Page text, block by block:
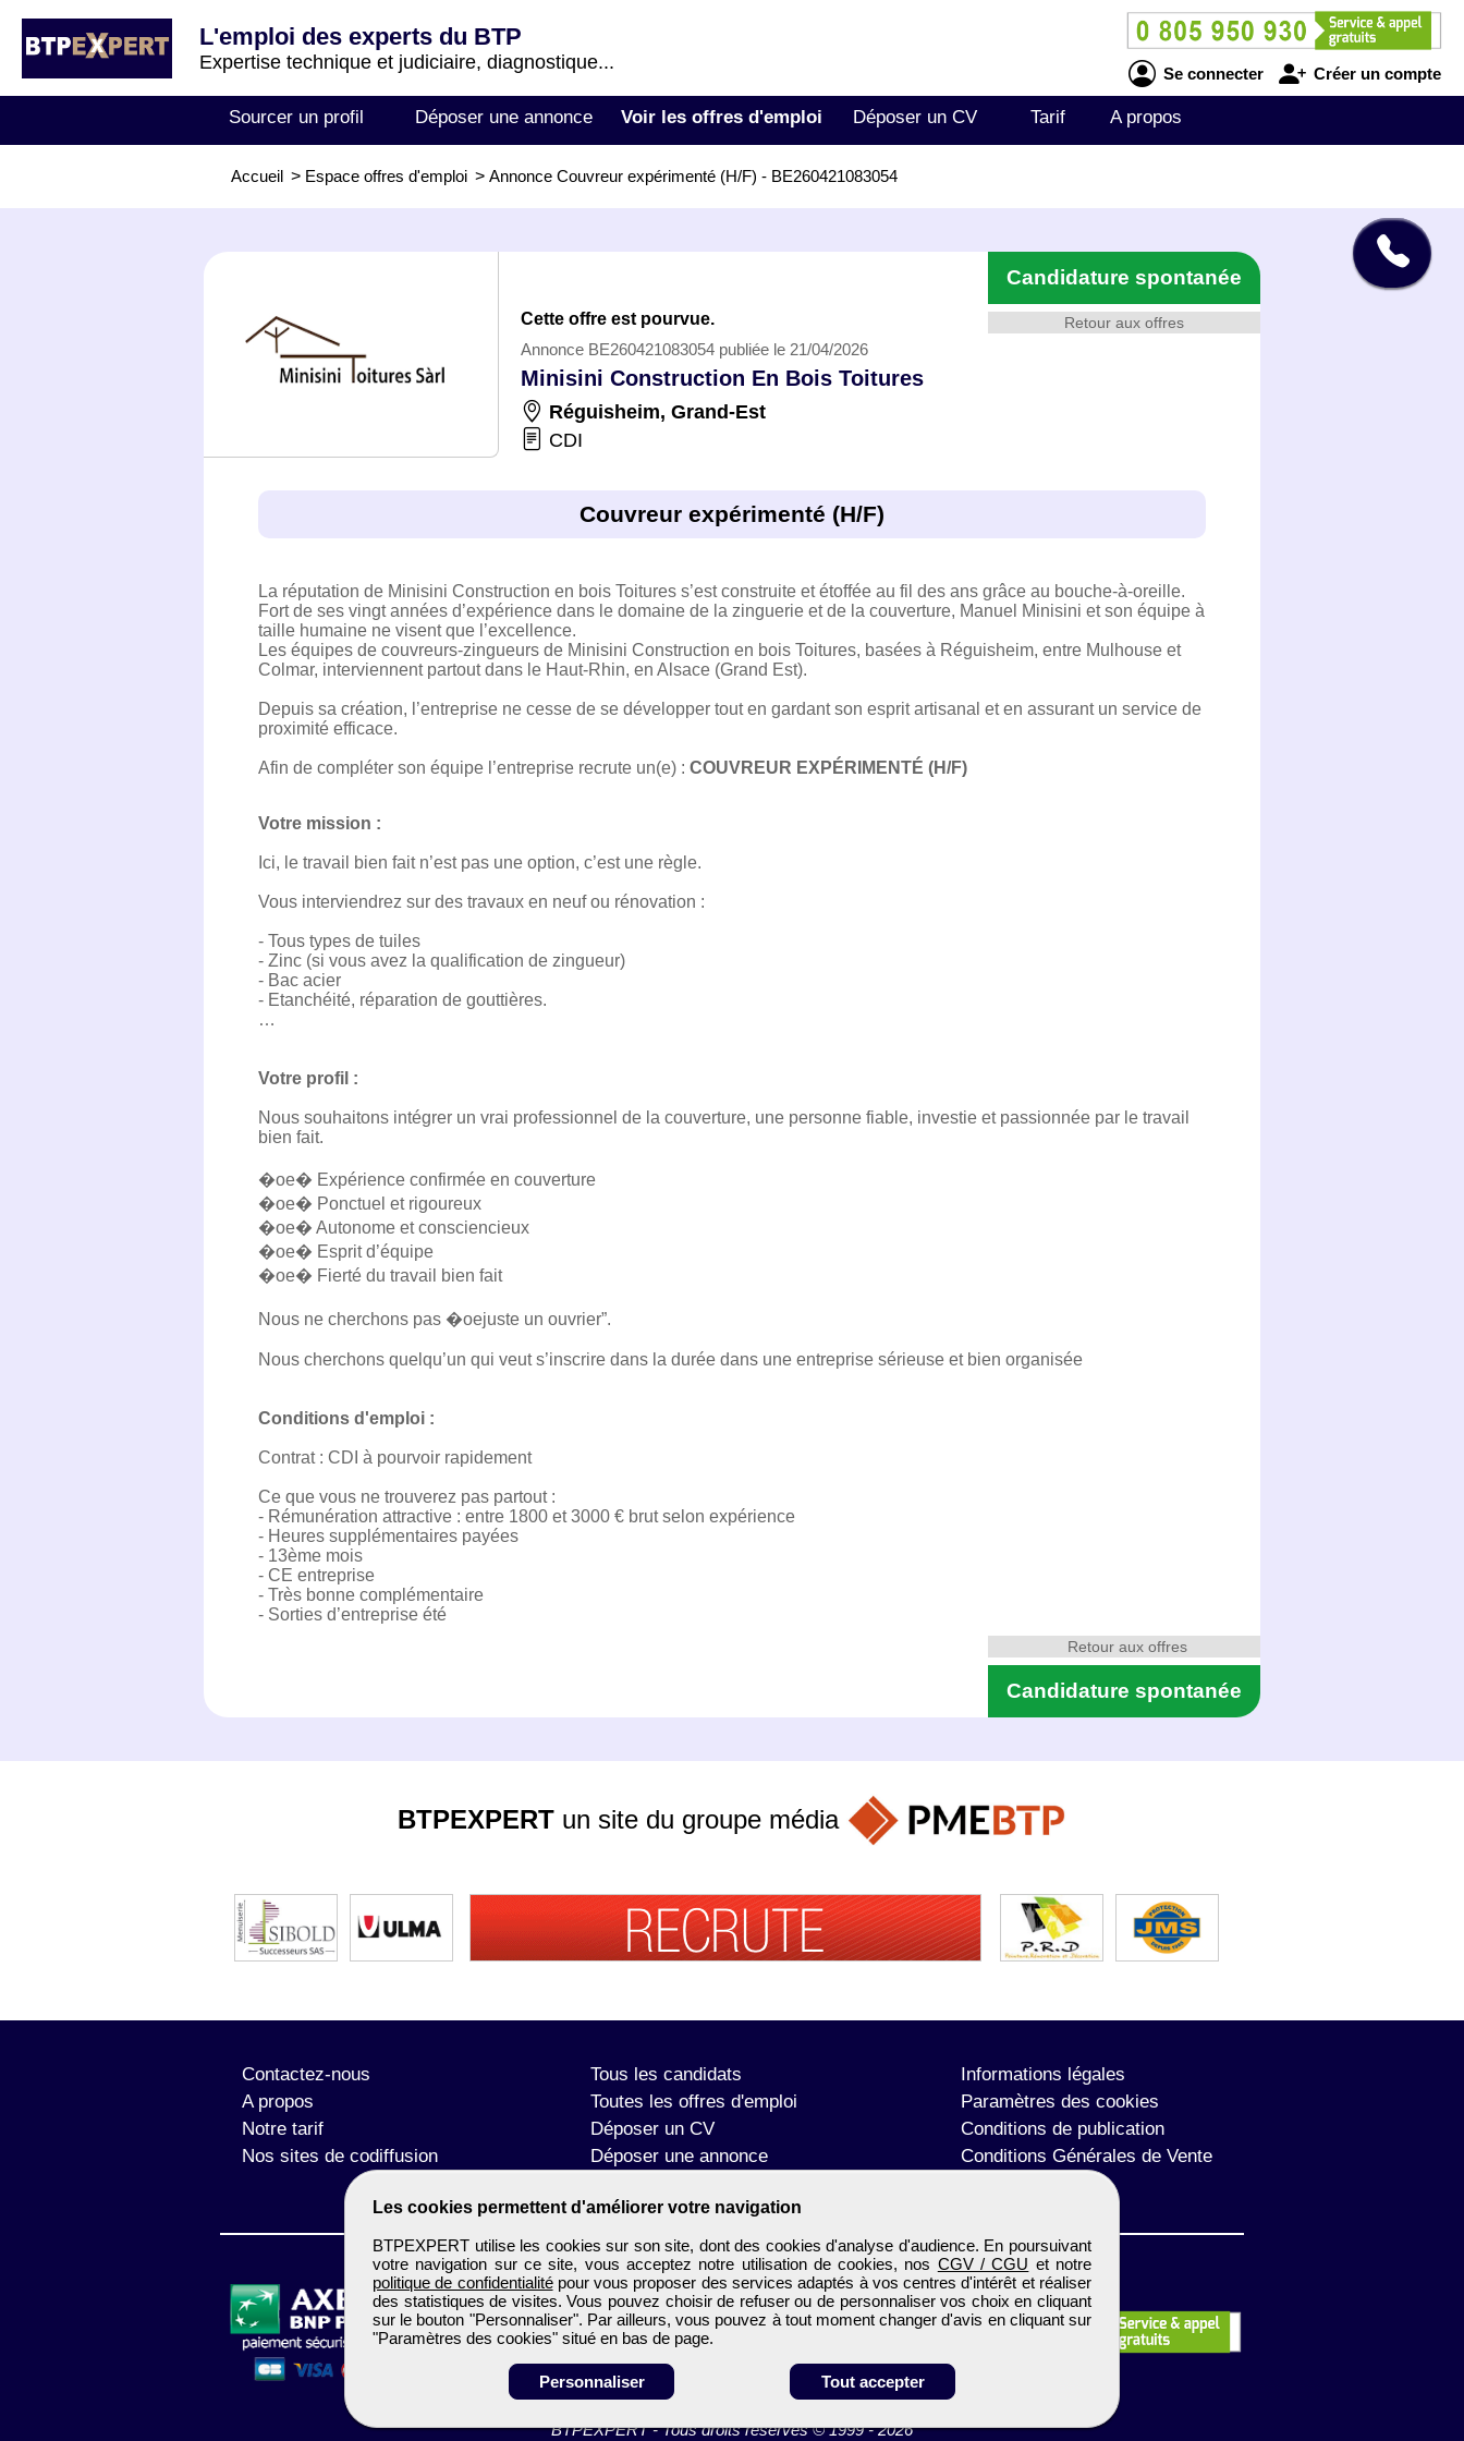
L'emploi des experts du BTP
Expertise technique et judiciaire, diagnostique...
Se connecter Créer un compte
Sourcer un profil Déposer une annonce Voir les offres d'emploi Déposer un CV Tarif A propos
Accueil > Espace offres d'emploi > Annonce Couvreur expérimenté (H/F) - BE260421083054
Retour aux offres
Candidature spontanée
Cette offre est pourvue.
Annonce BE260421083054 publiée le 21/04/2026
Minisini Construction En Bois Toitures
Réguisheim, Grand-Est
CDI
Couvreur expérimenté (H/F)
La réputation de Minisini Construction en bois Toitures s’est construite et étoffée au fil des ans grâce au bouche-à-oreille.
Fort de ses vingt années d’expérience dans le domaine de la zinguerie et de la couverture, Manuel Minisini et son équipe à
taille humaine ne visent que l’excellence.
Les équipes de couvreurs-zingueurs de Minisini Construction en bois Toitures, basées à Réguisheim, entre Mulhouse et
Colmar, interviennent partout dans le Haut-Rhin, en Alsace (Grand Est).
Depuis sa création, l’entreprise ne cesse de se développer tout en gardant son esprit artisanal et en assurant un service de
proximité efficace.
Afin de compléter son équipe l’entreprise recrute un(e) : COUVREUR EXPÉRIMENTÉ (H/F)
Votre mission :
Ici, le travail bien fait n’est pas une option, c’est une règle.
Vous interviendrez sur des travaux en neuf ou rénovation :
- Tous types de tuiles
- Zinc (si vous avez la qualification de zingueur)
- Bac acier
- Etanchéité, réparation de gouttières.
…
Votre profil :
Nous souhaitons intégrer un vrai professionnel de la couverture, une personne fiable, investie et passionnée par le travail
bien fait.
�oe�️ Expérience confirmée en couverture
�oe�️ Ponctuel et rigoureux
�oe�️ Autonome et consciencieux
�oe�️ Esprit d’équipe
�oe�️ Fierté du travail bien fait
Nous ne cherchons pas �oejuste un ouvrier”.
Nous cherchons quelqu’un qui veut s’inscrire dans la durée dans une entreprise sérieuse et bien organisée
Conditions d'emploi :
Contrat : CDI à pourvoir rapidement
Ce que vous ne trouverez pas partout :
- Rémunération attractive : entre 1800 et 3000 € brut selon expérience
- Heures supplémentaires payées
- 13ème mois
- CE entreprise
- Très bonne complémentaire
- Sorties d’entreprise été
Candidature spontanée
Retour aux offres
Les cookies permettent d'améliorer votre navigation
BTPEXPERT utilise les cookies sur son site, dont des cookies d'analyse d'audience. En poursuivant
votre navigation sur ce site, vous acceptez notre utilisation de cookies, nos CGV / CGU et notre
politique de confidentialitépour vous proposer des services adaptés à vos centres d'intérêt et réaliser
des statistiques de visites. Vous pouvez choisir de refuser ou de personnaliser vos choix en cliquant
sur le bouton "Personnaliser". Par ailleurs, vous pouvez à tout moment changer d'avis en cliquant sur
"Paramètres des cookies" situé en bas de page.
Personnaliser Tout accepter
BTPEXPERTun site du groupe média
Contactez-nous
A propos
Notre tarif
Nos sites de codiffusion
Tous les candidats
Toutes les offres d'emploi
Déposer un CV
Déposer une annonce
Informations légales
Paramètres des cookies
Conditions de publication
Conditions Générales de Vente
BTPEXPERT -Tous droits réservés © 1999 - 2026